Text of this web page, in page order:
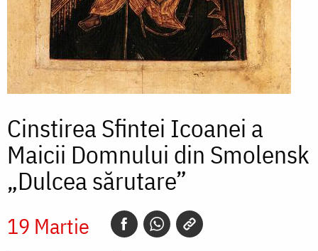
Cinstirea Sfintei Icoanei a
Maicii Domnului din Smolensk
„Dulcea sărutare”
19 Martie